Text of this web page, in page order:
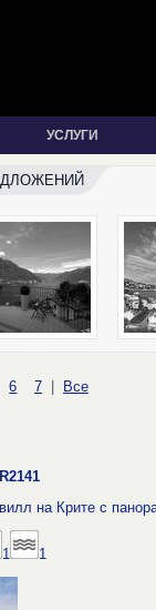
УСЛУГИ
6 7 Все
на Крите с
1 1